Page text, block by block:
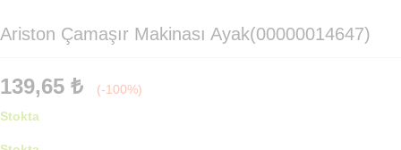
Ariston Çamaşır Makinası Ayak(00000014647)
139,65 ₺
(-100%)
Stokta